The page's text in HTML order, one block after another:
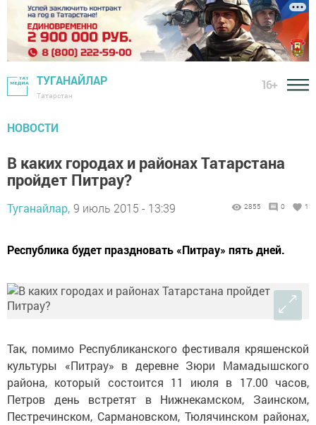
ТУГАНАЙЛАР
Татарстан
16+
НОВОСТИ
В каких городах и районах Татарстана
пройдет Питрау?
Туганайлар, 9 июль 2015 - 13:39 2855 0 1
Республика будет праздновать «Питрау» пять дней.
Так, помимо Республиканского фестиваля кряшенской
культуры «Питрау» в деревне Зюри Мамадышского
района, который состоится 11 июля в 17.00 часов,
Петров день встретят в Нижнекамском, Заинском,
Пестречинском, Сармановском, Тюлячинском районах,